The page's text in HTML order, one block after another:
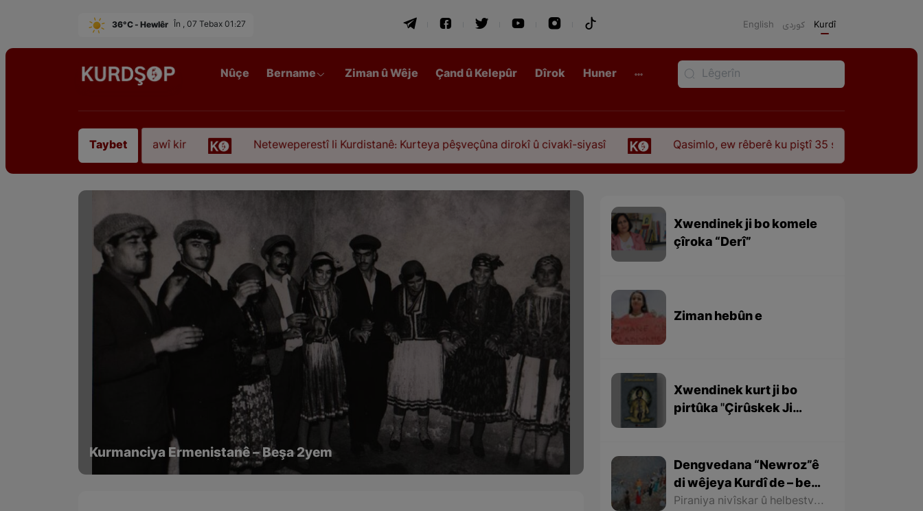
36°C - Hewlêr În , 07 Tebax 01:27 English كوردی Kurdî
Nûçe Bername Ziman û Wêje Çand û Kelepûr Dîrok Huner
Taybet
Sofyanî” koça dawî kir Neteweperestî li Kurdistanê: Kurteya pêşveçûna dirokî û civakî-siyasî Qasimlo, ew rêberê ku piştî 35 sal ji şehîdbûna wî hê jî
Kurmanciya Ermenistanê – Beşa 2yem
Xwendinek ji bo komele
çîroka “Derî”
Ziman hebûn e
Xwendinek kurt ji bo
pirtûka ''Çirûskek Ji
Dengvedana “Newroz”ê
di wêjeya Kurdî de – beşa
dawî
Piraniya nivîskar û helbestvanên Kurd di helbest û deqên xwe de behsa Newrozê kirine ku ji ber nebûna derfetê em ê tenê îşareyê bi çend mînak ji helbestên wan bikin. Di dawiyê de ez dixwazim bibêjim ku helbestvanên wek “Muxlîs, Ewnî, Hejar, Zarî, Elî Heseniyanî, Jîla Huseynî, Mihemed Salih Dîlan, Esîrî, Nasir Axabira, Celal Melekşa, Şêrko Bêkes û Ebdulah Paşêw” û hwd, di çend helbestên xwe de behsa Newrozê kirine û bal kişandine ser Kurdistanîbûna Newrozê.